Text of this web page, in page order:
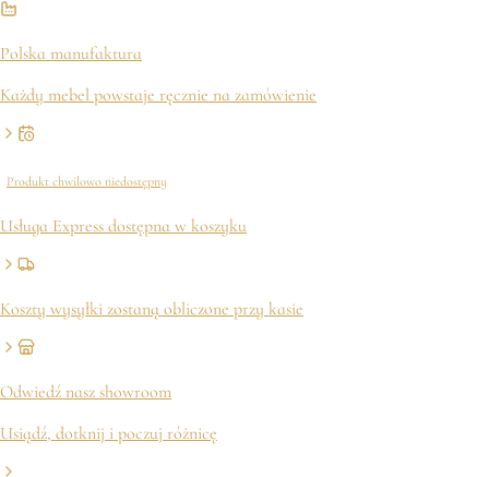
Polska manufaktura
Każdy mebel powstaje ręcznie na zamówienie
Produkt chwilowo niedostępny
Usługa Express dostępna w koszyku
Koszty wysyłki zostaną obliczone przy kasie
Odwiedź nasz showroom
Usiądź, dotknij i poczuj różnicę